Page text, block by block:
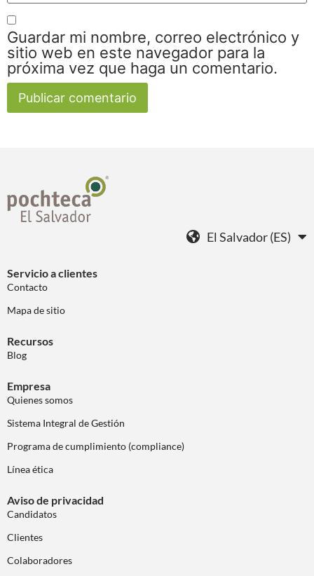
Guardar mi nombre, correo electrónico y
sitio web en este navegador para la
próxima vez que haga un comentario.
El Salvador (ES)
Servicio a clientes
Contacto
Mapa de sitio
Recursos
Blog
Empresa
Quienes somos
Sistema Integral de Gestión
Programa de cumplimiento (compliance)
Línea ética
Aviso de privacidad
Candidatos
Clientes
Colaboradores